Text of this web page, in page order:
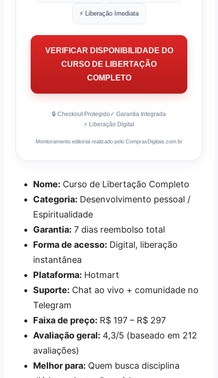
⚡ Liberação Imediata
VERIFICAR DISPONIBILIDADE DO
CURSO DE LIBERTAÇÃO
COMPLETO
🔒 Checkout Protegido ✓ Garantia Integrada
⚡ Liberação Digital
Monitoramento editorial realizado pelo ComprasDigitais.com.br
Nome: Curso de Libertação Completo
Categoria: Desenvolvimento pessoal /
Espiritualidade
Garantia: 7 dias reembolso total
Forma de acesso: Digital, liberação
instantânea
Plataforma: Hotmart
Suporte: Chat ao vivo + comunidade no
Telegram
Faixa de preço: R$ 197 – R$ 297
Avaliação geral: 4,3/5 (baseado em 212
avaliações)
Melhor para: Quem busca disciplina